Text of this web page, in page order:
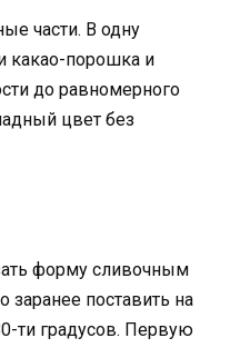
части. В одну
какао-порошка и
до равномерного
цвет без
форму сливочным
поставить на
ти градусов. Первую